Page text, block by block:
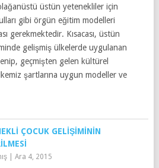
üstün yetenekliler için
gibi örgün eğitim modelleri
gerekmektedir. Kısacası, üstün
gelişmiş ülkelerde uygulanan
geçmişten gelen kültürel
şartlarına uygun modeller ve
ÇOCUK GELIŞIMININ
| Ara 4, 2015